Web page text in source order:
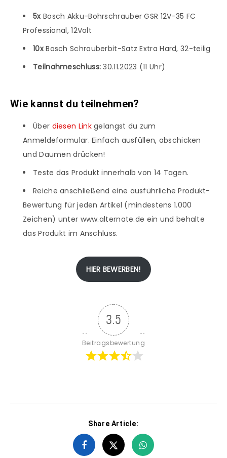
5x Bosch Akku-Bohrschrauber GSR 12V-35 FC
Professional, 12Volt
10xBosch Schrauberbit-Satz Extra Hard, 32-teilig
Teilnahmeschluss: 30.11.2023 (11 Uhr)
Wie kannst du teilnehmen?
Über diesen Linkgelangst du zum
Anmeldeformular. Einfach ausfüllen, abschicken
und Daumen drücken!
Teste das Produkt innerhalb von 14 Tagen.
Reiche anschließend eine ausführliche Produkt-
Bewertung für jeden Artikel (mindestens 1.000
Zeichen) unter www.alternate.de ein und behalte
das Produkt im Anschluss.
HIER BEWERBEN!
3.5
Beitragsbewertung
Share Article: